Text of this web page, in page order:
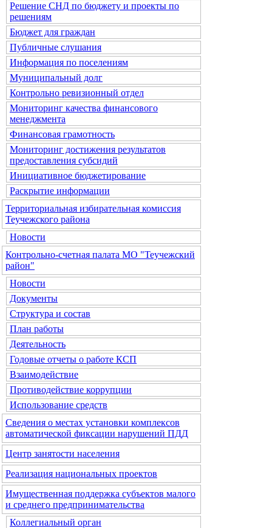
Решение СНД по бюджету и проекты по
решениям
Бюджет для граждан
Публичные слушания
Информация по поселениям
Муниципальный долг
Контрольно ревизионный отдел
Мониторинг качества финансового
менеджмента
Финансовая грамотность
Мониторинг достижения результатов
предоставления субсидий
Инициативное бюджетирование
Раскрытие информации
Территориальная избирательная комиссия
Теучежского района
Новости
Контрольно-счетная палата МО "Теучежский
район"
Новости
Документы
Структура и состав
План работы
Деятельность
Годовые отчеты о работе КСП
Взаимодействие
Противодействие коррупции
Использование средств
Сведения о местах установки комплексов
автоматической фиксации нарушений ПДД
Центр занятости населения
Реализация национальных проектов
Имущественная поддержка субъектов малого
и среднего предпринимательства
Коллегиальный орган